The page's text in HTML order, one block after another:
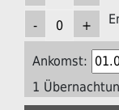
Ankomst:
1